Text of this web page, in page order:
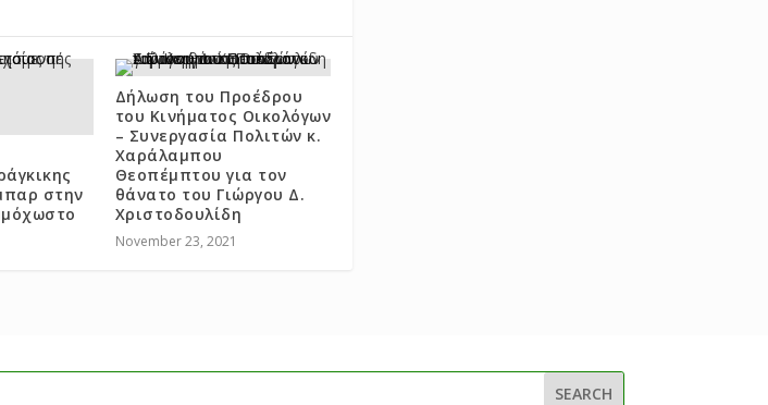
στην
Δήλωση του Προέδρου
του Κινήματος Οικολόγων
– Συνεργασία Πολιτών κ.
Χαράλαμπου
Θεοπέμπτου για τον
θάνατο του Γιώργου Δ.
Χριστοδουλίδη
November 23, 2021